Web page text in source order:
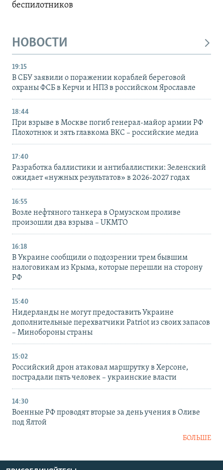
беспилотников
НОВОСТИ
19:15
В СБУ заявили о поражении кораблей береговой
охраны ФСБ в Керчи и НПЗ в российском Ярославле
18:44
При взрыве в Москве погиб генерал-майор армии РФ
Плохотнюк и зять главкома ВКС – российские медиа
17:40
Разработка баллистики и антибаллистики: Зеленский
ожидает «нужных результатов» в 2026-2027 годах
16:55
Возле нефтяного танкера в Ормузском проливе
произошли два взрыва – UKMTO
16:18
В Украине сообщили о подозрении трем бывшим
налоговикам из Крыма, которые перешли на сторону
РФ
15:40
Нидерланды не могут предоставить Украине
дополнительные перехватчики Patriot из своих запасов
– Минобороны страны
15:02
Российский дрон атаковал маршрутку в Херсоне,
пострадали пять человек – украинские власти
14:30
Военные РФ проводят вторые за день учения в Оливе
под Ялтой
БОЛЬШЕ